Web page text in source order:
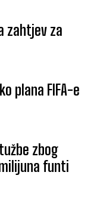
zahtjev za
plana FIFA-e
zbog
funti